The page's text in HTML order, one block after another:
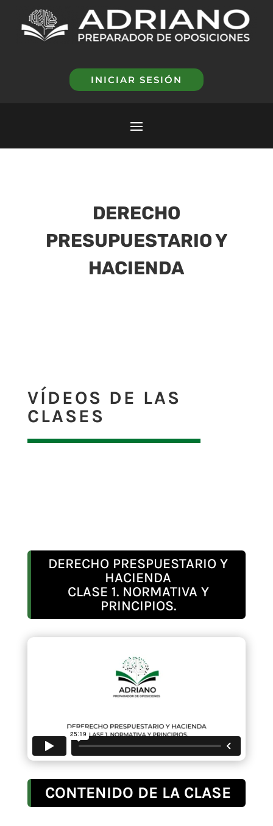
INICIAR SESIÓN
DERECHO
PRESUPUESTARIO Y
HACIENDA
VÍDEOS DE LAS
CLASES
DERECHO PRESPUESTARIO Y
HACIENDA
CLASE 1. NORMATIVA Y
PRINCIPIOS.
CONTENIDO DE LA CLASE